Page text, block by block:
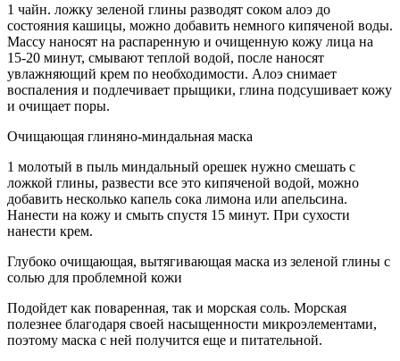
1 чайн. ложку зеленой глины разводят соком алоэ до
состояния кашицы, можно добавить немного кипяченой воды.
Массу наносят на распаренную и очищенную кожу лица на
15-20 минут, смывают теплой водой, после наносят
увлажняющий крем по необходимости. Алоэ снимает
воспаления и подлечивает прыщики, глина подсушивает кожу
и очищает поры.
Очищающая глиняно-миндальная маска
1 молотый в пыль миндальный орешек нужно смешать с
ложкой глины, развести все это кипяченой водой, можно
добавить несколько капель сока лимона или апельсина.
Нанести на кожу и смыть спустя 15 минут. При сухости
нанести крем.
Глубоко очищающая, вытягивающая маска из зеленой глины с
солью для проблемной кожи
Подойдет как поваренная, так и морская соль. Морская
полезнее благодаря своей насыщенности микроэлементами,
поэтому маска с ней получится еще и питательной.